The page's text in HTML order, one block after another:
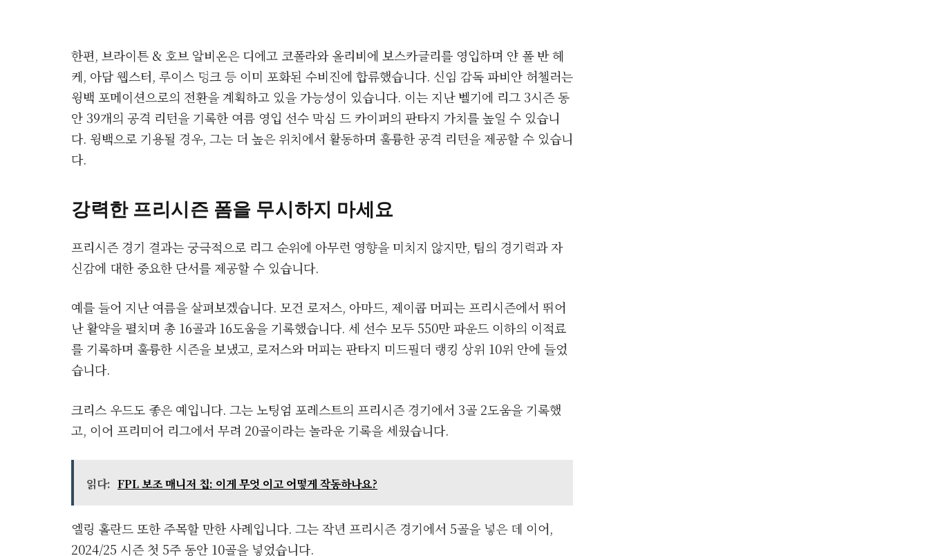
한편, 브라이튼 & 호브 알비온은 디에고 코폴라와 올리비에 보스카글리를 영입하며 얀 폴 반 헤
케, 아담 웹스터, 루이스 덩크 등 이미 포화된 수비진에 합류했습니다. 신임 감독 파비안 허첼러는
윙백 포메이션으로의 전환을 계획하고 있을 가능성이 있습니다. 이는 지난 벨기에 리그 3시즌 동
안 39개의 공격 리턴을 기록한 여름 영입 선수 막심 드 카이퍼의 판타지 가치를 높일 수 있습니
다. 윙백으로 기용될 경우, 그는 더 높은 위치에서 활동하며 훌륭한 공격 리턴을 제공할 수 있습니
다.
강력한 프리시즌 폼을 무시하지 마세요
프리시즌 경기 결과는 궁극적으로 리그 순위에 아무런 영향을 미치지 않지만, 팀의 경기력과 자
신감에 대한 중요한 단서를 제공할 수 있습니다.
예를 들어 지난 여름을 살펴보겠습니다. 모건 로저스, 아마드, 제이콥 머피는 프리시즌에서 뛰어
난 활약을 펼치며 총 16골과 16도움을 기록했습니다. 세 선수 모두 550만 파운드 이하의 이적료
를 기록하며 훌륭한 시즌을 보냈고, 로저스와 머피는 판타지 미드필더 랭킹 상위 10위 안에 들었
습니다.
크리스 우드도 좋은 예입니다. 그는 노팅엄 포레스트의 프리시즌 경기에서 3골 2도움을 기록했
고, 이어 프리미어 리그에서 무려 20골이라는 놀라운 기록을 세웠습니다.
읽다: FPL 보조 매니저 칩: 이게 무엇 이고 어떻게 작동하나요?
엘링 홀란드 또한 주목할 만한 사례입니다. 그는 작년 프리시즌 경기에서 5골을 넣은 데 이어,
2024/25 시즌 첫 5주 동안 10골을 넣었습니다.